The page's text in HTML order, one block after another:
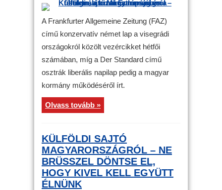
A Frankfurter Allgemeine Zeitung (FAZ)
című konzervatív német lap a visegrádi
országokról közölt vezércikket hétfői
számában, míg a Der Standard című
osztrák liberális napilap pedig a magyar
kormány működéséről írt.
Olvass tovább »
KÜLFÖLDI SAJTÓ
MAGYARORSZÁGRÓL – NE
BRÜSSZEL DÖNTSE EL,
HOGY KIVEL KELL EGYÜTT
ÉLNÜNK